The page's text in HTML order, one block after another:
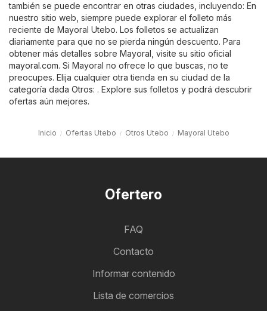
también se puede encontrar en otras ciudades, incluyendo: En
nuestro sitio web, siempre puede explorar el folleto más
reciente de Mayoral Utebo. Los folletos se actualizan
diariamente para que no se pierda ningún descuento. Para
obtener más detalles sobre Mayoral, visite su sitio oficial
mayoral.com. Si Mayoral no ofrece lo que buscas, no te
preocupes. Elija cualquier otra tienda en su ciudad de la
categoría dada Otros: . Explore sus folletos y podrá descubrir
ofertas aún mejores.
Inicio Ofertas Utebo Otros Utebo Mayoral Utebo
Ofertero
FAQ
Contacto
Informar contenido
Lista de comercios